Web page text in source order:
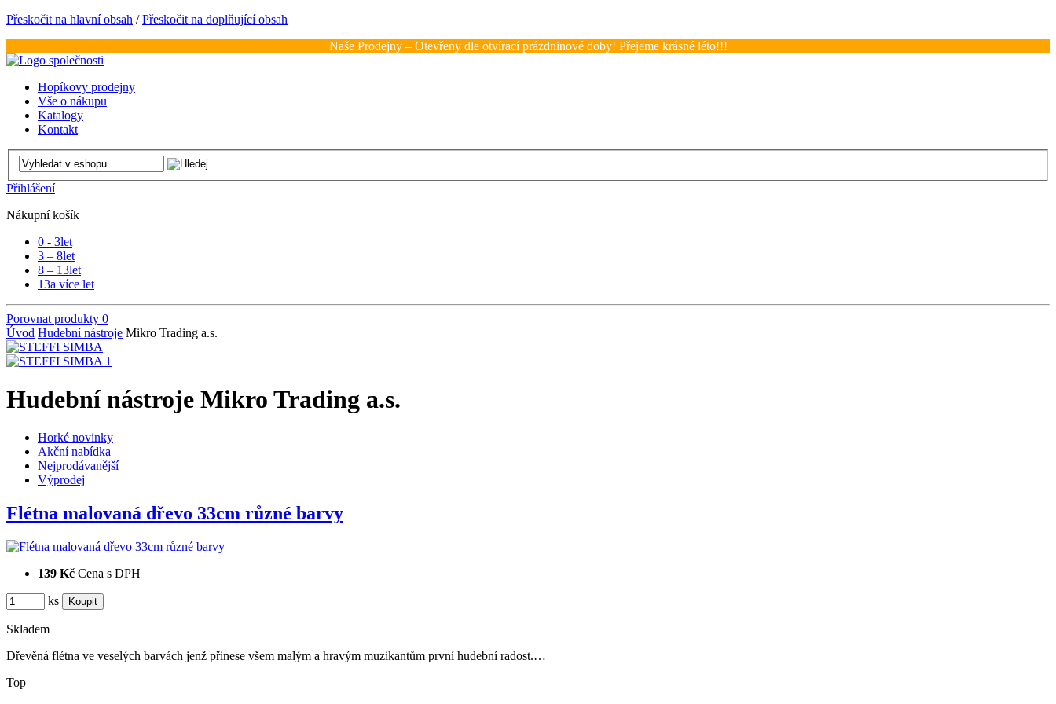
Přeskočit na hlavní obsah /Přeskočit na doplňující obsah
Naše Prodejny – Otevřeny dle otvírací prázdninové doby! Přejeme krásné léto!!!
Hopíkovy prodejny
Vše o nákupu
Katalogy
Kontakt
Přihlášení
Nákupní košík
0 - 3let
3 – 8let
8 – 13let
13a více let
Porovnat produkty 0
Úvod Hudební nástroje Mikro Trading a.s.
Hudební nástroje Mikro Trading a.s.
Horké novinky
Akční nabídka
Nejprodávanější
Výprodej
Flétna malovaná dřevo 33cm různé barvy
139 Kč Cena s DPH
ks
Skladem
Dřevěná flétna ve veselých barvách jenž přinese všem malým a hravým muzikantům první hudební radost.…
Top